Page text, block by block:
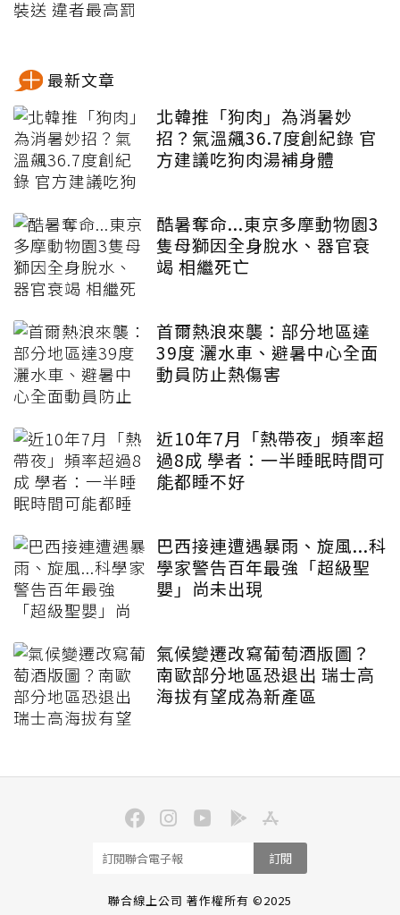
最新文章
北韓推「狗肉」為消暑妙
招？氣溫飆36.7度創紀錄 官
方建議吃狗肉湯補身體
酷暑奪命...東京多摩動物園3
隻母獅因全身脫水、器官衰
竭 相繼死亡
首爾熱浪來襲：部分地區達
39度 灑水車、避暑中心全面
動員防止熱傷害
近10年7月「熱帶夜」頻率超
過8成 學者：一半睡眠時間可
能都睡不好
巴西接連遭遇暴雨、旋風...科
學家警告百年最強「超級聖
嬰」尚未出現
氣候變遷改寫葡萄酒版圖？
南歐部分地區恐退出 瑞士高
海拔有望成為新產區
訂閱
聯合線上公司 著作權所有 ©2025